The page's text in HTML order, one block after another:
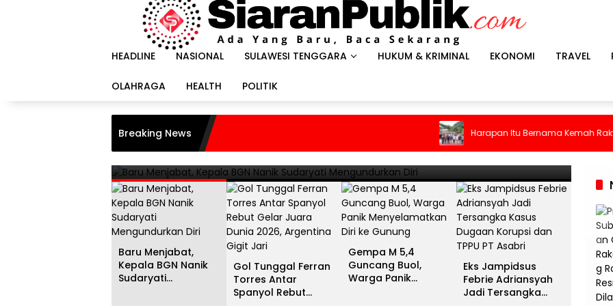
HEADLINE NASIONAL SULAWESI TENGGARA HUKUM & KRIMINAL EKONOMI TRAVEL
OLAHRAGA HEALTH POLITIK
Breaking News Harapan Itu Bernama Kemah Rakyat
HEADLINE
Gol Tunggal Ferran Torres Antar Spanyol Rebut Gelar
Juara Dunia 2026, Argentina Gigit Jari
Baru Menjabat,
Kepala BGN Nanik
Sudaryati
Gol Tunggal Ferran
Torres Antar
Spanyol Rebut
Gempa M 5,4
Guncang Buol,
Warga Panik
Eks Jampidsus
Febrie Adriansyah
Jadi Tersangka